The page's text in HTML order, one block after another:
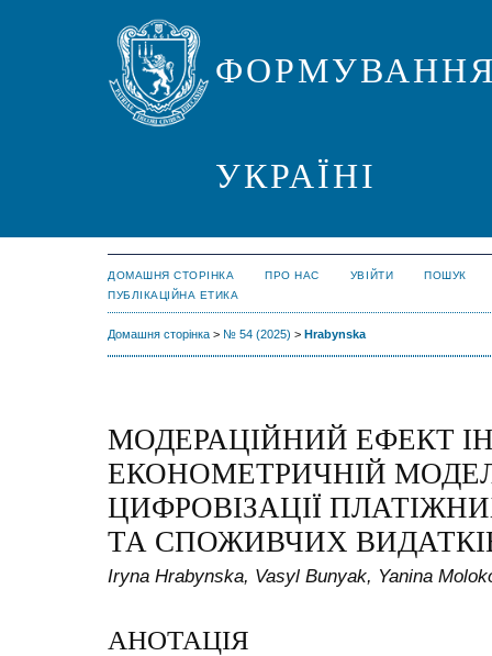
УКРАЇНІ
ДОМАШНЯ СТОРІНКА ПРО НАС УВІЙТИ
ПОШУК
ПУБЛІКАЦІЙНА ЕТИКА
Домашня сторінка > № 54 (2025) > Hrabynska
МОДЕРАЦІЙНИЙ ЕФЕКТ
ЕКОНОМЕТРИЧНІЙ
ЦИФРОВІЗАЦІЇ
ТА СПОЖИВЧИХ
Iryna Hrabynska, Vasyl Bunyak, Yanina
АНОТАЦІЯ